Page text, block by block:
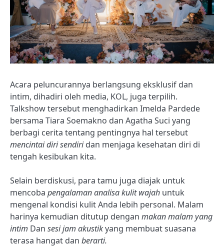
Acara peluncurannya berlangsung eksklusif dan
intim, dihadiri oleh media, KOL, juga terpilih.
Talkshow tersebut menghadirkan Imelda Pardede
bersama Tiara Soemakno dan Agatha Suci yang
berbagi cerita tentang pentingnya hal tersebut
mencintai diri sendiridan menjaga kesehatan diri di
tengah kesibukan kita.
Selain berdiskusi, para tamu juga diajak untuk
mencoba pengalaman analisa kulit wajah untuk
mengenal kondisi kulit Anda lebih personal. Malam
harinya kemudian ditutup dengan makan malam yang
intim Dan sesi jam akustikyang membuat suasana
terasa hangat dan berarti.